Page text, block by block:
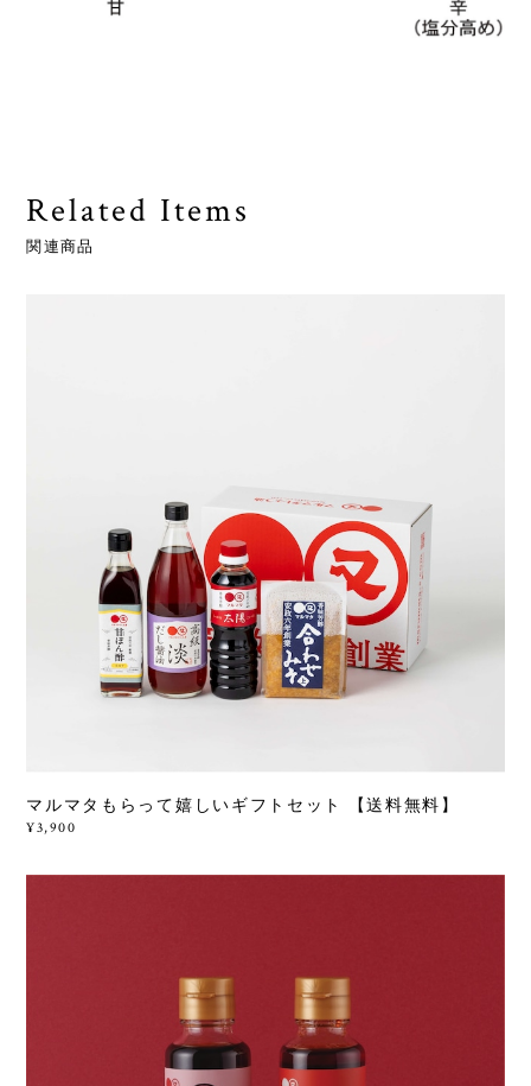
Related Items
関連商品
マルマタもらって嬉しいギフトセット 【送料無料】
¥3,900